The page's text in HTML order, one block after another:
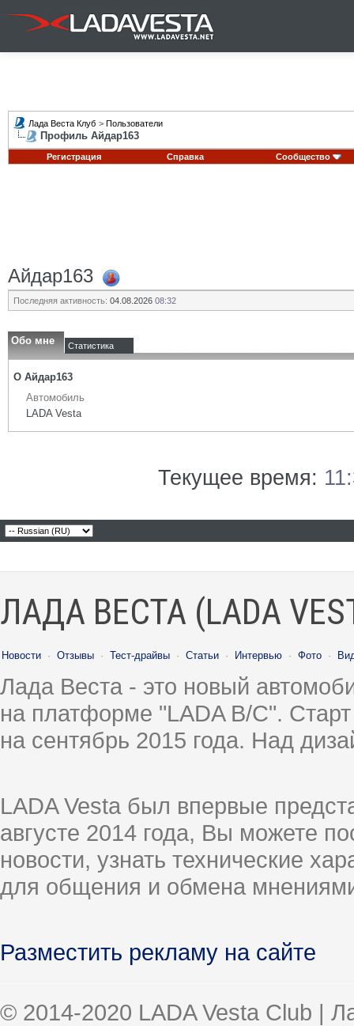
Лада Веста Клуб > Пользователи
Профиль Айдар163
Регистрация Справка Сообщество
Айдар163
Последняя активность: 04.08.2026 08:32
Обо мне Статистика
О Айдар163
Автомобиль
LADA Vesta
Текущее время:
ЛАДА ВЕСТА (LADA
Новости · Отзывы · Тест-драйвы · Статьи · Интервью · Фото ·
Лада Веста - это новый
на платформе "LADA B/C".
на сентябрь 2015 года. Над
LADA Vesta был впервые
августе 2014 года, Вы можете
новости, узнать технические
для общения и обмена
Разместить рекламу на сайте
© 2014-2020 LADA Vesta Club |